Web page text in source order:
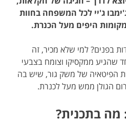
ג'יי לכל המשפחה בחוות
היפים מעל הכנרת.
בפנים? למי שלא מכיר, זה
שהגיע ממקסיקו וצומח בצבעי
הפיטאיה של משק גור, שיש בה
הגולן ממש מעל לכנרת.
מה בתכנית?